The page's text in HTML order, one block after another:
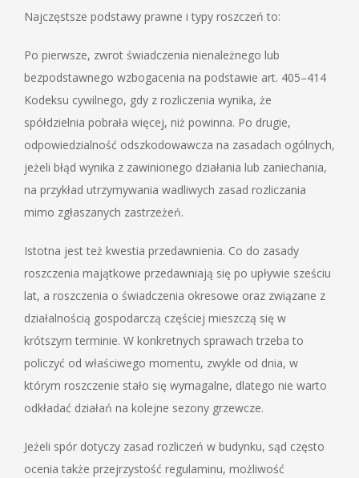
Najczęstsze podstawy prawne i typy roszczeń to:
Po pierwsze, zwrot świadczenia nienależnego lub
bezpodstawnego wzbogacenia na podstawie art. 405–414
Kodeksu cywilnego, gdy z rozliczenia wynika, że
spółdzielnia pobrała więcej, niż powinna. Po drugie,
odpowiedzialność odszkodowawcza na zasadach ogólnych,
jeżeli błąd wynika z zawinionego działania lub zaniechania,
na przykład utrzymywania wadliwych zasad rozliczania
mimo zgłaszanych zastrzeżeń.
Istotna jest też kwestia przedawnienia. Co do zasady
roszczenia majątkowe przedawniają się po upływie sześciu
lat, a roszczenia o świadczenia okresowe oraz związane z
działalnością gospodarczą częściej mieszczą się w
krótszym terminie. W konkretnych sprawach trzeba to
policzyć od właściwego momentu, zwykle od dnia, w
którym roszczenie stało się wymagalne, dlatego nie warto
odkładać działań na kolejne sezony grzewcze.
Jeżeli spór dotyczy zasad rozliczeń w budynku, sąd często
ocenia także przejrzystość regulaminu, możliwość